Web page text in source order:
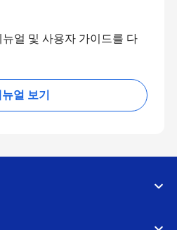
얼 및 사용자 가이드를 다
얼 보기